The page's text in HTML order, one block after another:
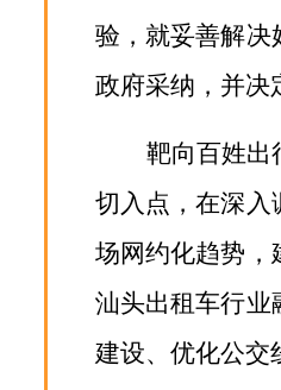
验，就妥善解决
政府采纳，并决
靶向百姓出
切入点，在深入
场网约化趋势，
汕头出租车行业
建设、优化公交